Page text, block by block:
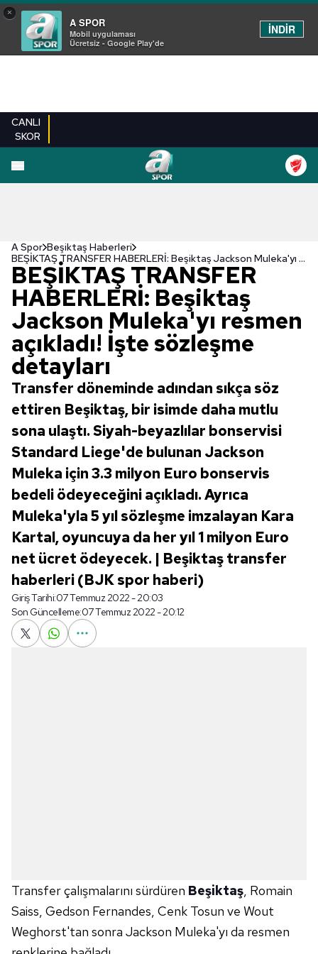
×
A SPOR
Mobil uygulaması
Ücretsiz - Google Play'de
İNDİR
CANLI
SKOR
A Spor Beşiktaş Haberleri
BEŞİKTAŞ TRANSFER HABERLERİ: Beşiktaş Jackson Muleka'yı resmen açıkladı! İşte sözleşme detayları
BEŞİKTAŞ TRANSFER
HABERLERİ: Beşiktaş
Jackson Muleka'yı resmen
açıkladı! İşte sözleşme
detayları
Transfer döneminde adından sıkça söz
ettiren Beşiktaş, bir isimde daha mutlu
sona ulaştı. Siyah-beyazlılar bonservisi
Standard Liege'de bulunan Jackson
Muleka için 3.3 milyon Euro bonservis
bedeli ödeyeceğini açıkladı. Ayrıca
Muleka'yla 5 yıl sözleşme imzalayan Kara
Kartal, oyuncuya da her yıl 1 milyon Euro
net ücret ödeyecek. | Beşiktaş transfer
haberleri (BJK spor haberi)
Giriş Tarihi:07 Temmuz 2022 - 20:03
Son Güncelleme:07 Temmuz 2022 - 20:12
Transfer çalışmalarını sürdüren Beşiktaş, Romain
Saiss, Gedson Fernandes, Cenk Tosun ve Wout
Weghorst'tan sonra Jackson Muleka'yı da resmen